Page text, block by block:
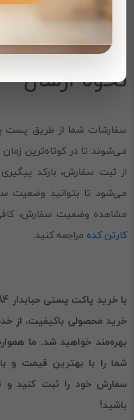
نحوه ارسال
سفارشات شما از طریق پست
می‌شوند تا در کوتاه‌ترین
از ثبت سفارش، بارکد
می‌شود تا بتوانید وضعیت
مشاهده وضعیت سفارش،
کارتن کده مراجعه کنید.
خرید محصولی باکیفیت، از
بهره‌مند خواهید شد. ما
شما را با بهترین قیمت و
سفارش خود را ثبت کنید و
باشید!